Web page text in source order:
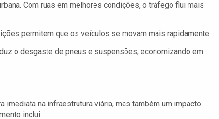
Com ruas em melhores condições, o tráfego flui mais
permitem que os veículos se movam mais rapidamente.
o desgaste de pneus e suspensões, economizando em
imediata na infraestrutura viária, mas também um impacto
inclui: